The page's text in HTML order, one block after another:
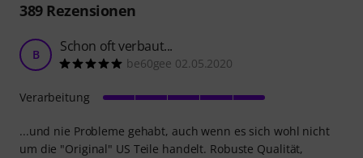
389Rezensionen
B Schon oft verbaut...
be60gee 02.05.2020
...und nie Probleme gehabt, auch wenn es sich wohl nicht
um die "Original" US Teile handelt. Robuste Qualität,
Verarbeitung